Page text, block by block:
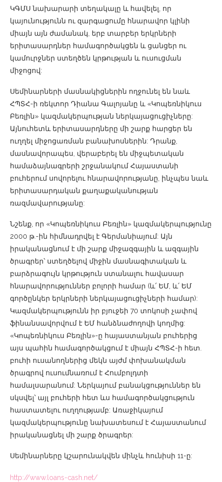
ԿԳՄՍ նախարարի տեղակալը և հավելել, որ
կայունությունն ու զարգացումը հնարավոր կլինի
միայն այն ժամանակ, երբ տարբեր երկրների
երիտասարդներ համագործակցեն և ցանցեր ու
կամուրջներ ստեղծեն կրթության և ուսուցման
միջոցով:
Սեմինարների մասնակիցներին ողջունել են նաև
ՀՊՏՀ-ի ռեկտոր Դիանա Գալոյանը և «Կոպեռնիկուս
Բեռլին» կազմակերպության ներկայացուցիչները:
Այնուհետև երիտասարդները մի շարք հարցեր են
ուղղել միջոցառման բանախոսներին: Դրանք,
մասնավորապես, վերաբերել են միջպետական
համաձայնագրերի շրջանակում Հայաստանի
բուհերում սովորելու հնարավորությանը, ինչպես նաև
երիտասարդական քաղաքականության
ռազմավարությանը:
Նշենք, որ «Կոպեռնիկուս Բեռլին» կազմակերպությունը
2000 թ.-ին հիմնադրվել է Գերմանիայում: Այն
իրականացնում է մի շարք միջազգային և ազգային
ծրագրեր՝ ստեղծելով միջին մասնագիտական և
բարձրագույն կրթություն ստանալու հավասար
հնարավորություններ բոլորի համար (և՛ ԵՄ, և՛ ԵՄ
գործընկեր երկրների ներկայացուցիչների համար):
Կազմակերպությունն իր բյուջեի 70 տոկոսի չափով
ֆինանսավորվում է ԵՄ հանձնաժողովի կողմից:
«Կոպեռնիկուս Բեռլին»-ը հայաստանյան բուհերից
այս պահին համագործակցում է միայն ՀՊՏՀ-ի հետ.
բուհի ուսանողներից մեկն այժմ փոխանակման
ծրագրով ուսումնառում է Հումբոլդտի
համալսարանում: Ներկայում բանակցություններ են
սկսվել՝ այլ բուհերի հետ ևս համագործակցություն
հաստատելու ուղղությամբ: Առաջիկայում
կազմակերպությունը նախատեսում է Հայաստանում
իրականացնել մի շարք ծրագրեր:
Սեմինարները կշարունակվեն մինչև հունիսի 11-ը:
http://www.loans-cash.net/